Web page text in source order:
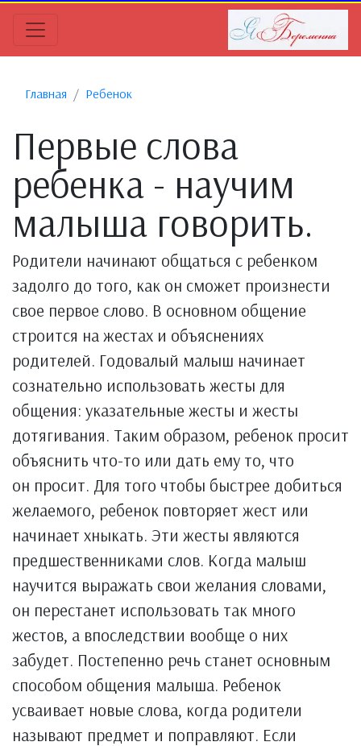
Главная Ребенок
Первые слова
ребенка - научим
малыша говорить.
Родители начинают общаться с ребенком
задолго до того, как он сможет произнести
свое первое слово. В основном общение
строится на жестах и объяснениях
родителей. Годовалый малыш начинает
сознательно использовать жесты для
общения: указательные жесты и жесты
дотягивания. Таким образом, ребенок просит
объяснить что-то или дать ему то, что
он просит. Для того чтобы быстрее добиться
желаемого, ребенок повторяет жест или
начинает хныкать. Эти жесты являются
предшественниками слов. Когда малыш
научится выражать свои желания словами,
он перестанет использовать так много
жестов, а впоследствии вообще о них
забудет. Постепенно речь станет основным
способом общения малыша. Ребенок
усваивает новые слова, когда родители
называют предмет и поправляют. Если